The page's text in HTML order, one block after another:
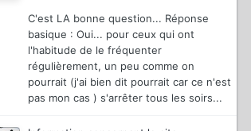
C'est LA bonne question... Réponse
basique : Oui... pour ceux qui ont
l'habitude de le fréquenter
régulièrement, un peu comme on
pourrait (j'ai bien dit pourrait car ce n'est
pas mon cas ) s'arrêter tous les soirs...